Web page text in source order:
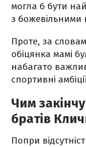
могла б бути
з божевільними
Проте, за
обіцянка мамі
набагато
спортивні
Чим
братів
Попри